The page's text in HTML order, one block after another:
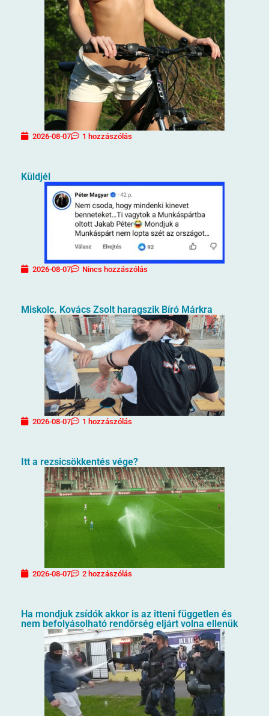
2026-08-07 1 hozzászólás
Küldjél
2026-08-07 Nincs hozzászólás
Miskolc. Kovács Zsolt haragszik Bíró Márkra
2026-08-07 1 hozzászólás
Itt a rezsicsökkentés vége?
2026-08-07 2 hozzászólás
Ha mondjuk zsídók akkor is az itteni független és
nem befolyásolható rendőrség eljárt volna ellenük